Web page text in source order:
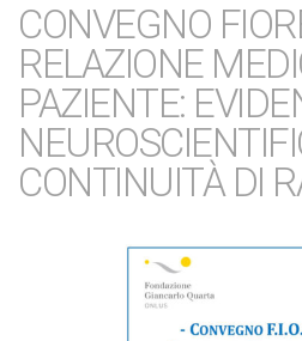
CONVEGNO
RELAZIONE
PAZIENTE:
CONTINUITÀ DI